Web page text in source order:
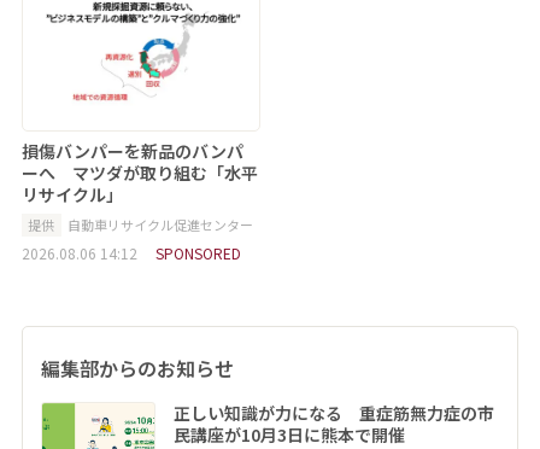
損傷バンパーを新品のバンパ
ーへ マツダが取り組む「水平
リサイクル」
提供 自動車リサイクル促進センター
2026.08.06 14:12 SPONSORED
編集部からのお知らせ
正しい知識が力になる 重症筋無力症の市
民講座が10月3日に熊本で開催